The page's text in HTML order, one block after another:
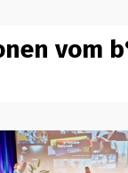
vom